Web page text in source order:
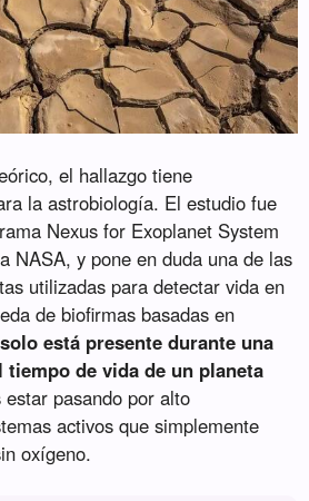
el hallazgo tiene
la astrobiología. El estudio fue
Nexus for Exoplanet System
NASA, y pone en duda una de las
utilizadas para detectar vida en
de biofirmas basadas en
está presente durante una
de vida de un planeta
estar pasando por alto
activos que simplemente
oxígeno.